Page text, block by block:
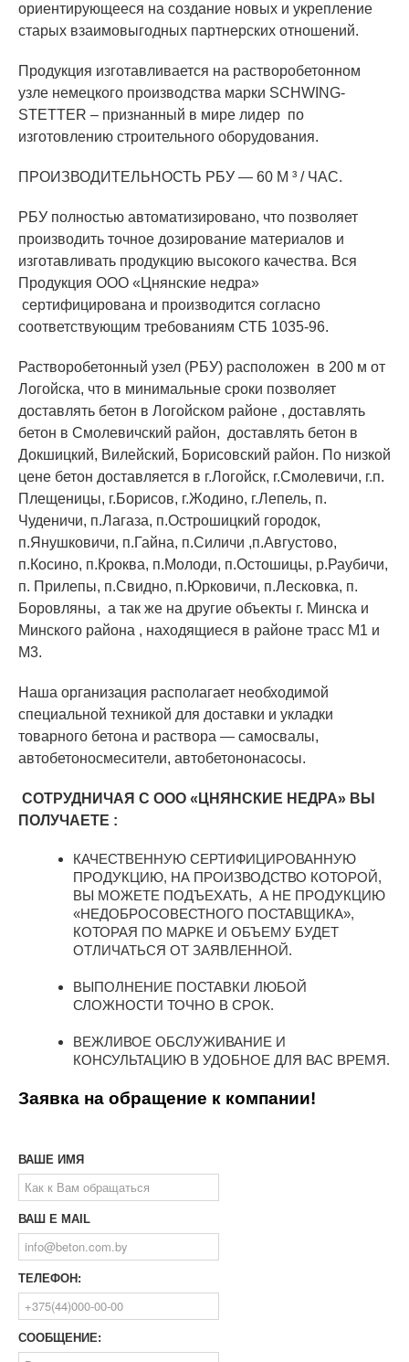
ориентирующееся на создание новых и укрепление
старых взаимовыгодных партнерских отношений.
Продукция изготавливается на растворобетонном
узле немецкого производства марки SCHWING-
STETTER – признанный в мире лидер по
изготовлению строительного оборудования.
ПРОИЗВОДИТЕЛЬНОСТЬ РБУ — 60 М ³ / ЧАС.
РБУ полностью автоматизировано, что позволяет
производить точное дозирование материалов и
изготавливать продукцию высокого качества. Вся
Продукция ООО «Цнянские недра»
сертифицирована и производится согласно
соответствующим требованиям СТБ 1035-96.
Растворобетонный узел (РБУ) расположен в 200 м от
Логойска, что в минимальные сроки позволяет
доставлять бетон в Логойском районе , доставлять
бетон в Смолевичский район, доставлять бетон в
Докшицкий, Вилейский, Борисовский район. По низкой
цене бетон доставляется в г.Логойск, г.Смолевичи, г.п.
Плещеницы, г.Борисов, г.Жодино, г.Лепель, п.
Чуденичи, п.Лагаза, п.Острошицкий городок,
п.Янушковичи, п.Гайна, п.Силичи ,п.Августово,
п.Косино, п.Кроква, п.Молоди, п.Остошицы, р.Раубичи,
п. Прилепы, п.Свидно, п.Юрковичи, п.Лесковка, п.
Боровляны, а так же на другие объекты г. Минска и
Минского района , находящиеся в районе трасс М1 и
М3.
Наша организация располагает необходимой
специальной техникой для доставки и укладки
товарного бетона и раствора — самосвалы,
автобетоносмесители, автобетононасосы.
СОТРУДНИЧАЯ С ООО «ЦНЯНСКИЕ НЕДРА» ВЫ
ПОЛУЧАЕТЕ :
КАЧЕСТВЕННУЮ СЕРТИФИЦИРОВАННУЮ
ПРОДУКЦИЮ, НА ПРОИЗВОДСТВО КОТОРОЙ,
ВЫ МОЖЕТЕ ПОДЪЕХАТЬ, А НЕ ПРОДУКЦИЮ
«НЕДОБРОСОВЕСТНОГО ПОСТАВЩИКА»,
КОТОРАЯ ПО МАРКЕ И ОБЪЕМУ БУДЕТ
ОТЛИЧАТЬСЯ ОТ ЗАЯВЛЕННОЙ.
ВЫПОЛНЕНИЕ ПОСТАВКИ ЛЮБОЙ
СЛОЖНОСТИ ТОЧНО В СРОК.
ВЕЖЛИВОЕ ОБСЛУЖИВАНИЕ И
КОНСУЛЬТАЦИЮ В УДОБНОЕ ДЛЯ ВАС ВРЕМЯ.
Заявка на обращение к компании!
ВАШЕ ИМЯ
ВАШ E MAIL
ТЕЛЕФОН:
СООБЩЕНИЕ: